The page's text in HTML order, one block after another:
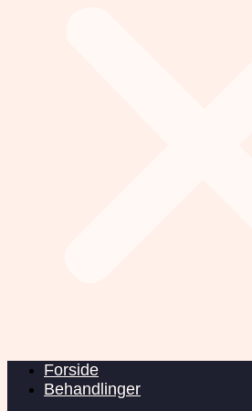
Forside
Behandlinger